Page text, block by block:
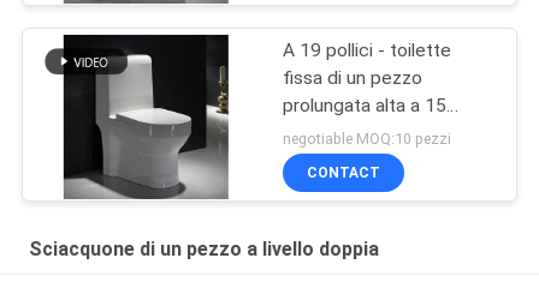
A 19 pollici - toilette
fissa di un pezzo
prolungata alta a 15
pollici
negotiable MOQ:10 pezzi
CONTACT
Sciacquone di un pezzo a livello doppia